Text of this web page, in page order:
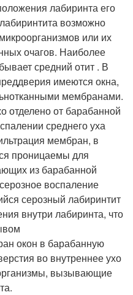
лабиринта его
возможно
или их
очагов. Наиболее
средний отит . В
имеются окна,
мембранами.
отделено от барабанной
среднего уха
мембран, в
проницаемы для
из барабанной
воспаление
серозный лабиринтит
внутри лабиринта, что
окон в барабанную
во внутреннее ухо
вызывающие